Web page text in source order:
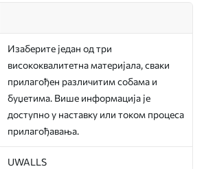
Изаберите један од три
висококвалитетна материјала, сваки
прилагођен различитим собама и
буџетима. Више информација је
доступно у наставку или током процеса
прилагођавања.
UWALLS